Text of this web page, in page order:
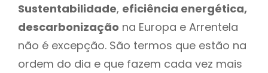
Sustentabilidade, eficiência energética,
descarbonização na Europa e Arrentela
não é excepção. São termos que estão na
ordem do dia e que fazem cada vez mais